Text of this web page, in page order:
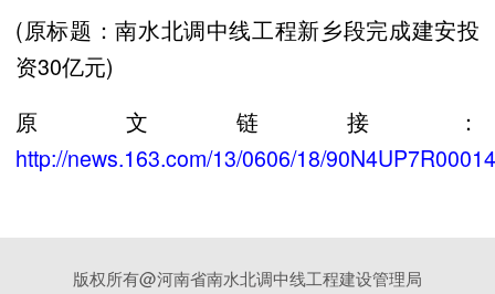
(原标题：南水北调中线工程新乡段完成建安投
资30亿元)
原文链接：
http://news.163.com/13/0606/18/
版权所有@河南省南水北调中线工程建设管理局